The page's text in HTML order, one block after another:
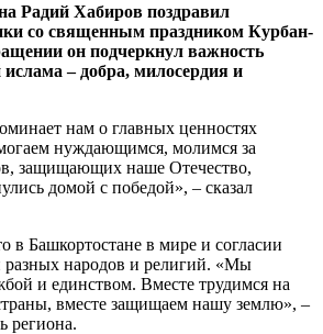
Радий Хабиров поздравил
со священным праздником Курбан-
он подчеркнул важность
ислама – добра, милосердия и
нам о главных ценностях
нуждающимся, молимся за
защищающих наше Отечество,
домой с победой», – сказал
в Башкортостане в мире и согласии
разных народов и религий. «Мы
и единством. Вместе трудимся на
вместе защищаем нашу землю», –
региона.